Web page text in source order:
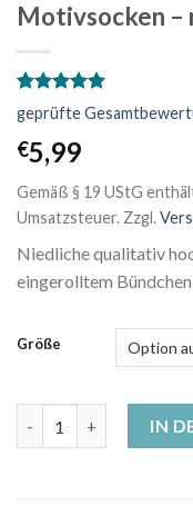
Motivsocken –
Bewertet
mit 5.00
von 5,
basierend
1
Kundenbewertung
geprüfte
€5,99
Gemäß § 19 UStG
Umsatzsteuer. Zzgl.
Niedliche qualitativ
eingerolltem Bündchen
Größe
IN